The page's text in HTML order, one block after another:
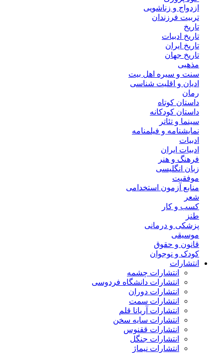
ازدواج و زناشویی
تربیت فرزندان
تاریخ
تاریخ ادبیات
تاریخ ایران
تاریخ جهان
مذهبی
سنت و سیره اهل بیت
ادیان و اقلیت شناسی
رمان
داستان کوتاه
داستان کودکانه
سینما و تئاتر
نمایشنامه و فیلمنامه
ادبیات
ادبیات ایران
فرهنگ و هنر
زبان انگلیسی
موفقیت
منابع آزمون استخدامی
شعر
کسب و کار
طنز
پزشکی و درمانی
موسیقی
قانون و حقوق
کودک و نوجوان
انتشارات
انتشارات چشمه
انتشارات دانشگاه فردوسی
انتشارات دوران
انتشارات سمت
انتشارات آریانا قلم
انتشارات سایه سخن
انتشارات ققنوس
انتشارات جنگل
انتشارات نیماژ